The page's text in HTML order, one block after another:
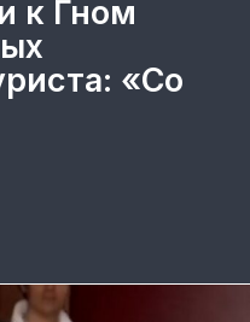
к Гном
«Со